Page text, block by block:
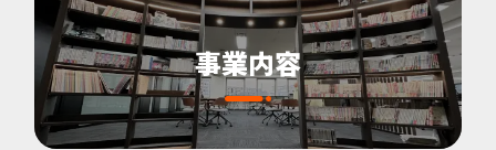
事業内容